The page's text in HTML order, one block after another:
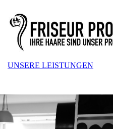
UNSERE LEISTUNGEN